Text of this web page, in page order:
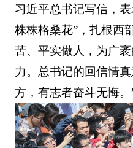
习近平总书记写信，
株株格桑花”，扎根西
苦、平实做人，为广
力。总书记的回信情
方，有志者奋斗无悔。